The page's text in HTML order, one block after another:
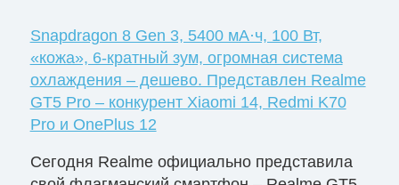
Snapdragon 8 Gen 3, 5400 мА·ч, 100 Вт,
«кожа», 6-кратный зум, огромная система
охлаждения – дешево. Представлен Realme
GT5 Pro – конкурент Xiaomi 14, Redmi K70
Pro и OnePlus 12
Сегодня Realme официально представила